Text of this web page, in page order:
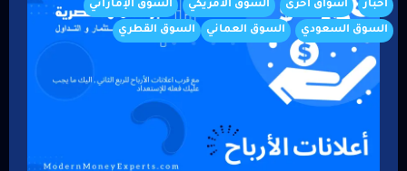
أخبار أسواق اخرى السوق الأمريكي السوق الإماراتي
السوق السعودي السوق العماني السوق القطري